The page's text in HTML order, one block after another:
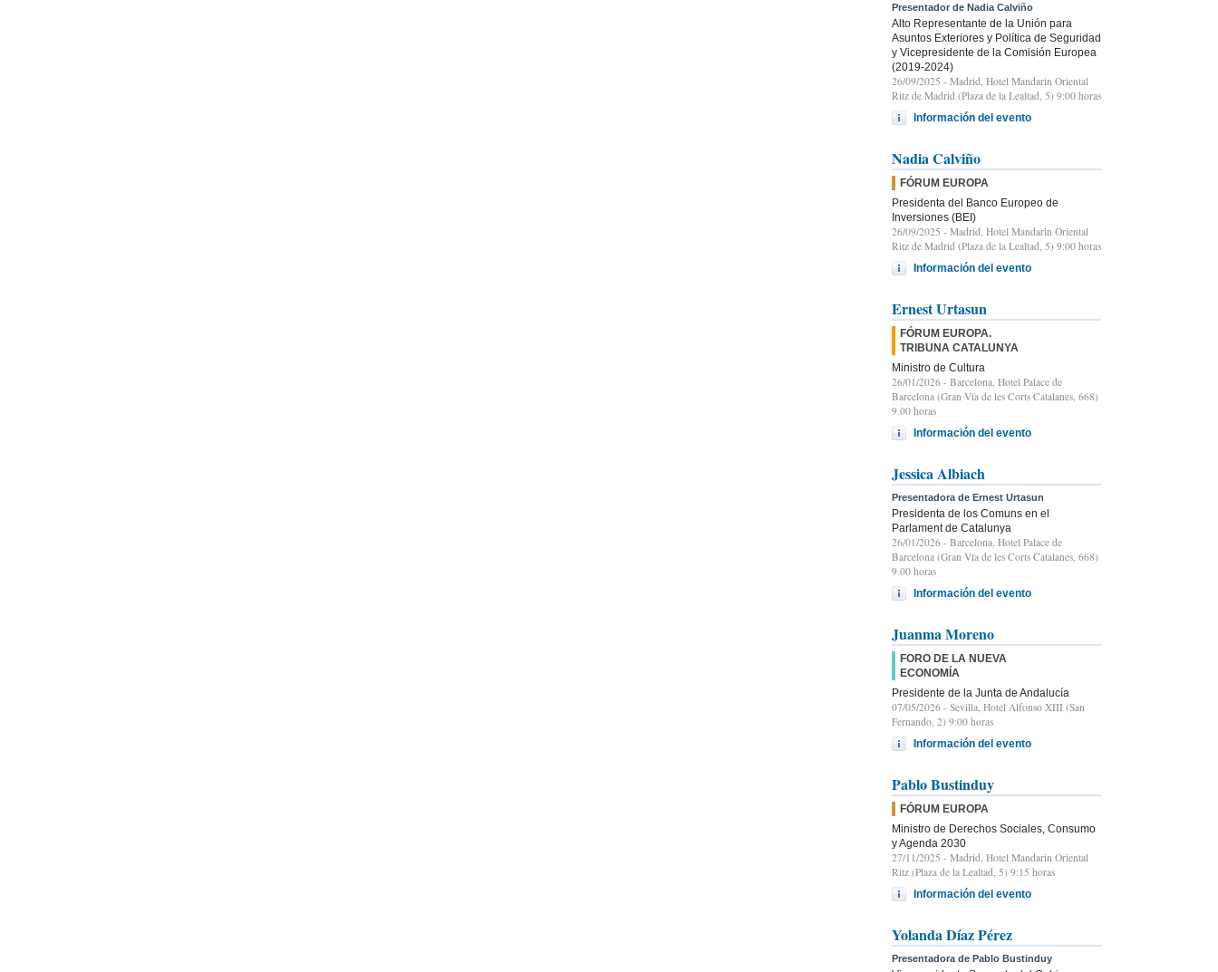
Presentador de Nadia Calviño
Alto Representante de la Unión para
Asuntos Exteriores y Política de Seguridad
y Vicepresidente de la Comisión Europea
(2019-2024)
26/09/2025 - Madrid, Hotel Mandarin Oriental
Ritz de Madrid (Plaza de la Lealtad, 5) 9:00 horas
Información del evento
Nadia Calviño
FÓRUM EUROPA
Presidenta del Banco Europeo de
Inversiones (BEI)
26/09/2025 - Madrid, Hotel Mandarin Oriental
Ritz de Madrid (Plaza de la Lealtad, 5) 9:00 horas
Información del evento
Ernest Urtasun
FÓRUM EUROPA.
TRIBUNA CATALUNYA
Ministro de Cultura
26/01/2026 - Barcelona, Hotel Palace de
Barcelona (Gran Vía de les Corts Catalanes, 668)
9.00 horas
Información del evento
Jessica Albiach
Presentadora de Ernest Urtasun
Presidenta de los Comuns en el
Parlament de Catalunya
26/01/2026 - Barcelona, Hotel Palace de
Barcelona (Gran Vía de les Corts Catalanes, 668)
9.00 horas
Información del evento
Juanma Moreno
FORO DE LA NUEVA
ECONOMÍA
Presidente de la Junta de Andalucía
07/05/2026 - Sevilla, Hotel Alfonso XIII (San
Fernando, 2) 9:00 horas
Información del evento
Pablo Bustinduy
FÓRUM EUROPA
Ministro de Derechos Sociales, Consumo
y Agenda 2030
27/11/2025 - Madrid, Hotel Mandarin Oriental
Ritz (Plaza de la Lealtad, 5) 9:15 horas
Información del evento
Yolanda Díaz Pérez
Presentadora de Pablo Bustinduy